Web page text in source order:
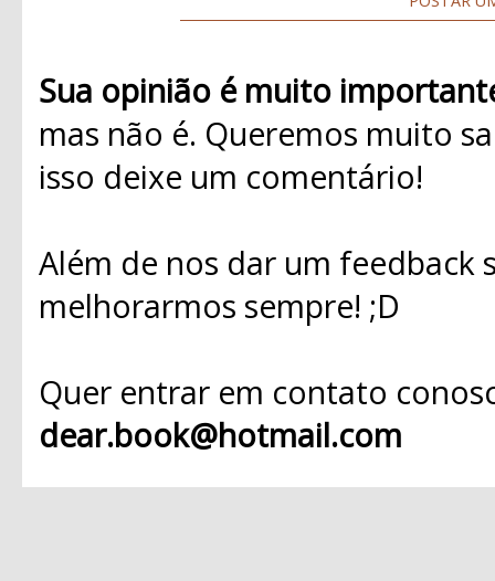
Sua opinião é muito
mas não é. Queremos muito
isso deixe um comentário!
Além de nos dar um
melhorarmos sempre! ;D
Quer entrar em contato
dear.book@hotmail.com